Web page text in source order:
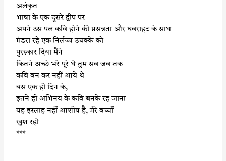
अलंकृत
भाषा के एक दूसरे द्वीप पर
अपने उस पल कवि होने की प्रसन्नता और घबराहट के साथ
मंडरा रहे एक निर्लज्ज उचक्के को
पुरस्कार दिया मैंने
कितने अच्छे भरे पूरे थे तुम सब जब तक
कवि बन कर नहीं आये थे
बस एक ही दिन के,
इतने ही अभिनय के कवि बनके रह जाना
यह इस्लाह नहीं आशीष है, मेरे बच्चों
खुश रहो
***